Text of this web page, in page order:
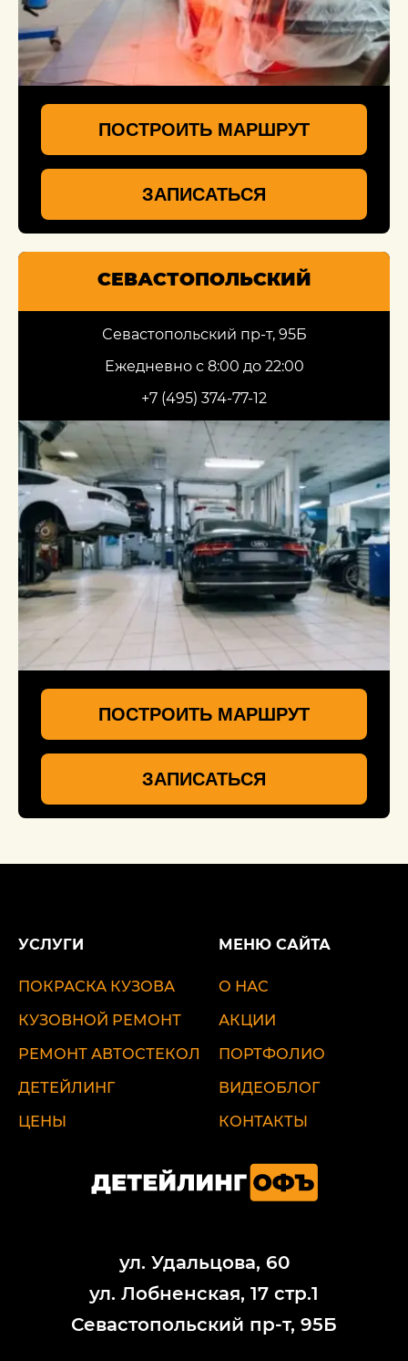
ПОСТРОИТЬ МАРШРУТ
ЗАПИСАТЬСЯ
СЕВАСТОПОЛЬСКИЙ
Севастопольский пр-т, 95Б
Ежедневно с 8:00 до 22:00
+7 (495) 374-77-12
ПОСТРОИТЬ МАРШРУТ
ЗАПИСАТЬСЯ
УСЛУГИ
ПОКРАСКА КУЗОВА
КУЗОВНОЙ РЕМОНТ
РЕМОНТ АВТОСТЕКОЛ
ДЕТЕЙЛИНГ
ЦЕНЫ
МЕНЮ САЙТА
О НАС
АКЦИИ
ПОРТФОЛИО
ВИДЕОБЛОГ
КОНТАКТЫ
ул. Удальцова, 60
ул. Лобненская, 17 стр.1
Севастопольский пр-т, 95Б